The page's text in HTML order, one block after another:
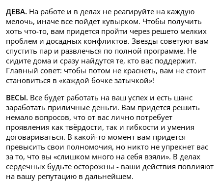
ДЕВА. На работе и в делах не реагируйте на каждую
мелочь, иначе все пойдет кувырком. Чтобы получить
хоть что-то, вам придется пройти через решето мелких
проблем и досадных конфликтов. Звезды советуют вам
спустить пар и развлечься по полной программе. Не
сидите дома и сразу найдутся те, кто вас поддержит.
Главный совет: чтобы потом не краснеть, вам не стоит
становиться в «каждой бочке затычкой»!
ВЕСЫ. Все будет работать на ваш успех и есть шанс
заработать приличные деньги. Вам придется решить
немало вопросов, что от вас лично потребует
проявления как твёрдости, так и гибкости и умения
договариваться. В какой-то момент вам придется
превысить свои полномочия, но никто не упрекнет вас
за то, что вы «слишком много на себя взяли». В делах
сердечных будьте осторожны - ваши действия повлияют
на вашу репутацию в дальнейшем.